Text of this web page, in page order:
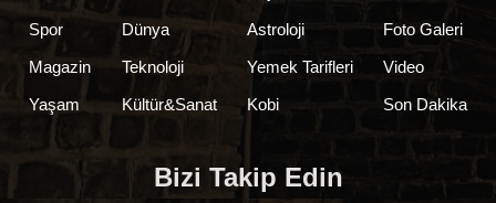
Spor
Magazin
Yaşam
Dünya
Teknoloji
Kültür&Sanat
Astroloji
Yemek Tarifleri
Kobi
Foto Galeri
Video
Son Dakika
Bizi Takip Edin